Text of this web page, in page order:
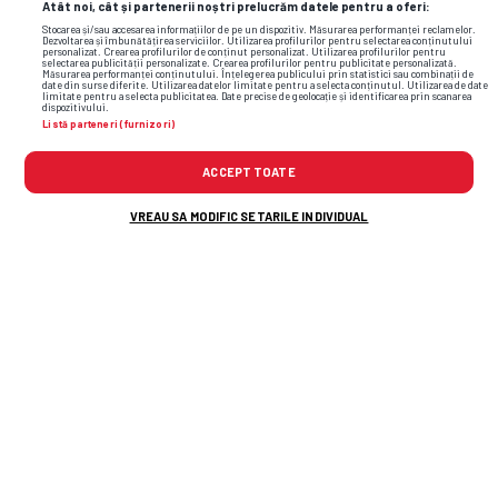
Atât noi, cât și partenerii noștri prelucrăm datele pentru a oferi:
Stocarea și/sau accesarea informațiilor de pe un dispozitiv. Măsurarea performanței reclamelor.
Dezvoltarea și îmbunătățirea serviciilor. Utilizarea profilurilor pentru selectarea conținutului
personalizat. Crearea profilurilor de conținut personalizat. Utilizarea profilurilor pentru
selectarea publicității personalizate. Crearea profilurilor pentru publicitate personalizată.
Măsurarea performanței conținutului. Înțelegerea publicului prin statistici sau combinații de
date din surse diferite. Utilizarea datelor limitate pentru a selecta conținutul. Utilizarea de date
limitate pentru a selecta publicitatea. Date precise de geolocație și identificarea prin scanarea
dispozitivului.
Listă parteneri (furnizori)
ACCEPT TOATE
VREAU SA MODIFIC SETARILE INDIVIDUAL